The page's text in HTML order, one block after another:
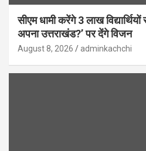
सीएम धामी करेंगे 3 लाख
अपना उत्तराखंड?’ पर देंगे विजन
August 8, 2026 adminkachchi